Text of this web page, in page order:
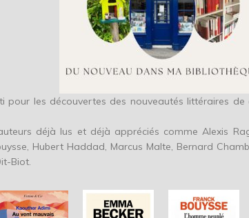
pour les découvertes des nouveautés littéraires
déjà lus et déjà appréciés comme Alexis
Hubert Haddad, Marcus Malte, Bernard
Biot.